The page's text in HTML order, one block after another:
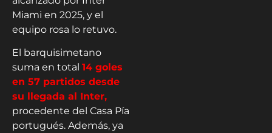
Miami en 2025, y el
equipo rosa lo retuvo.
El barquisimetano
suma en total 14 goles
en 57 partidos desde
su llegada al Inter,
procedente del Casa Pía
portugués. Además, ya